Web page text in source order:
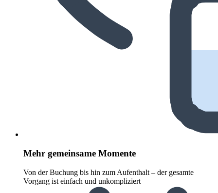
Mehr gemeinsame Momente
Von der Buchung bis hin zum Aufenthalt – der gesamte
Vorgang ist einfach und unkompliziert